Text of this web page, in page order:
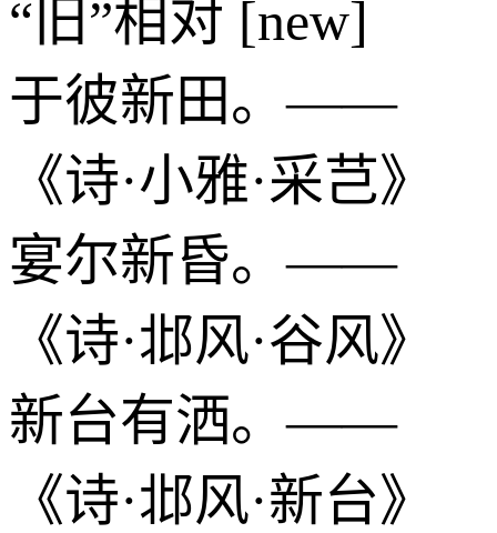
“旧”相对 [new]
于彼新田。——
《诗·小雅·采芑》
宴尔新昏。——
《诗·邶风·谷风》
新台有洒。——
《诗·邶风·新台》